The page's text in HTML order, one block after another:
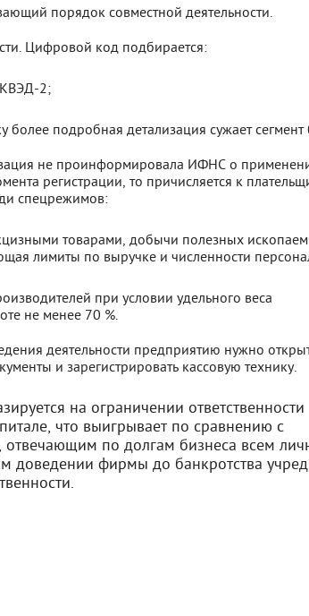
порядок совместной деятельности.
Цифровой код подбирается:
2;
подробная детализация сужает сегмент
не проинформировала ИФНС о
регистрации, то причисляется к
спецрежимов:
товарами, добычи полезных
лимиты по выручке и численности
при условии удельного веса
не менее 70 %.
деятельности предприятию нужно
и зарегистрировать кассовую технику.
на ограничении ответственности
что выигрывает по сравнению с
по долгам бизнеса всем
фирмы до банкротства